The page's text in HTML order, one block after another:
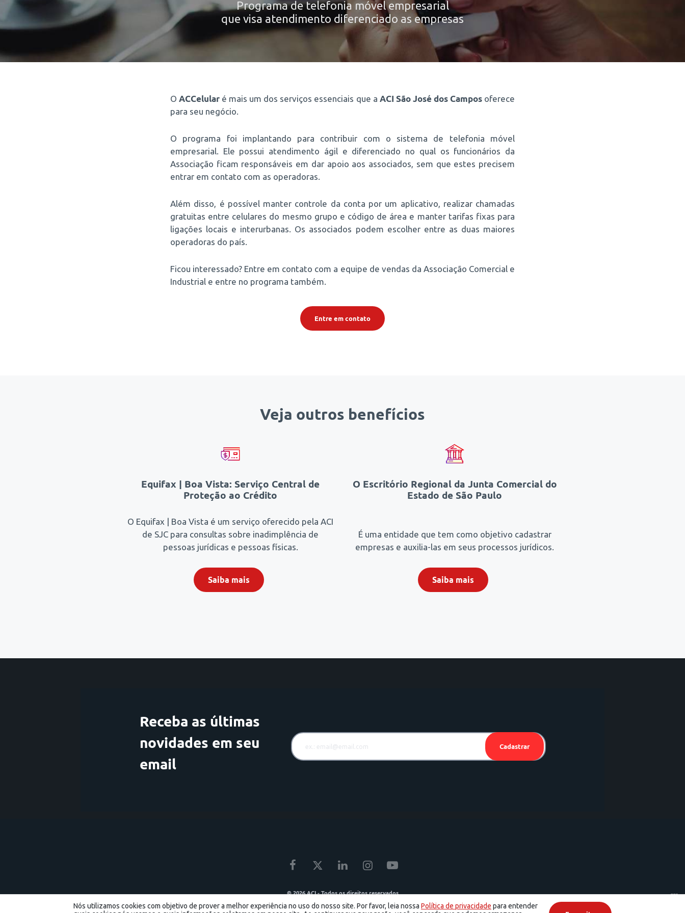
Programa de telefonia móvel empresarial
que visa atendimento diferenciado as empresas
OACCelular é mais um dos serviços essenciais que a ACI São José dos Camposoferece
para seu negócio.
O programa foi implantando para contribuir com o sistema de telefonia móvel
empresarial. Ele possui atendimento ágil e diferenciado no qual os funcionários da
Associação ficam responsáveis em dar apoio aos associados, sem que estes precisem
entrar em contato com as operadoras.
Além disso, é possível manter controle da conta por um aplicativo, realizar chamadas
gratuitas entre celulares do mesmo grupo e código de área e manter tarifas fixas para
ligações locais e interurbanas. Os associados podem escolher entre as duas maiores
operadoras do país.
Ficou interessado? Entre em contato com a equipe de vendas da Associação Comercial e
Industrial e entre no programa também.
Entre em contato
Veja outros benefícios
Equifax | Boa Vista: Serviço Central de
Proteção ao Crédito
O Equifax | Boa Vista é um serviço oferecido pela ACI
de SJC para consultas sobre inadimplência de
pessoas jurídicas e pessoas físicas.
Saiba mais
O Escritório Regional da Junta Comercial do
Estado de São Paulo
É uma entidade que tem como objetivo cadastrar
empresas e auxilia-las em seus processos jurídicos.
Saiba mais
Receba as últimas
novidades em seu
email
Cadastrar
© 2026 ACI - Todos os direitos reservados
Associação Comercial e Industrial de São José dos Campos - R. Francisco Paes, 56 - Centro, São José dos Campos - SP | Tel.: (12) 3904-4000
Nós utilizamos cookies com objetivo de prover a melhor experiência no uso do nosso site. Por favor, leia nossa Política de privacidade para entender